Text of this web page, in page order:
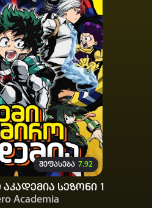
My Hero Academia
შეფასება 7.92
სეზონი 1
Academia